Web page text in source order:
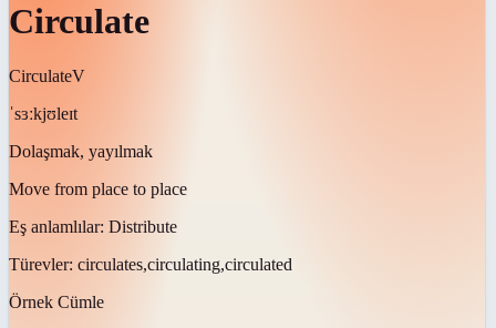
Circulate
CirculateV
ˈsɜːkjʊleɪt
Dolaşmak, yayılmak
Move from place to place
Eş anlamlılar: Distribute
Türevler: circulates,circulating,circulated
Örnek Cümle